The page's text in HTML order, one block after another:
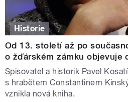
Historie
Od 13. století až po
o žďárském zámku objevuje
Spisovatel a historik Pavel
s hrabětem Constantinem
vznikla nová kniha.